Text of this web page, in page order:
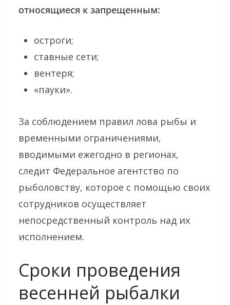
относящиеся к запрещенным:
остроги;
ставные сети;
вентеря;
«пауки».
За соблюдением правил лова рыбы и
временными ограничениями,
вводимыми ежегодно в регионах,
следит Федеральное агентство по
рыболовству, которое с помощью своих
сотрудников осуществляет
непосредственный контроль над их
исполнением.
Сроки проведения
весенней рыбалки